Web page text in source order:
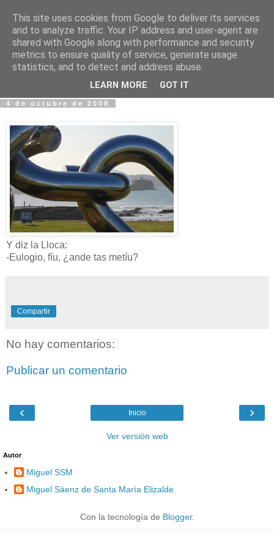
Fotos y Cosas
Miguel Sáenz de Santa María Elizalde
"Un blog es como un diario, pero sin candado".
4 de octubre de 2008
Y diz la Lloca:
-Eulogio, fíu, ¿ande tas metíu?
Compartir
No hay comentarios:
Publicar un comentario
‹ ›
Inicio
Ver versión web
Autor
Miguel SSM
Miguel Sáenz de Santa María Elizalde
Con la tecnología de Blogger.
This site uses cookies from Google to deliver its services
and to analyze traffic. Your IP address and user-agent are
shared with Google along with performance and security
metrics to ensure quality of service, generate usage
statistics, and to detect and address abuse.
LEARN MORE GOT IT